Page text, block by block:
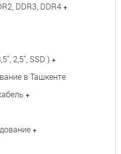
DDR3, DDR4 +
2,5", SSD ) +
в Ташкенте
+
+